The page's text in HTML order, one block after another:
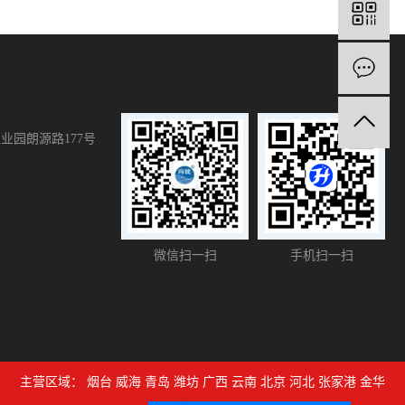
园朗源路177号
微信扫一扫 手机扫一扫
主营区域： 烟台 威海 青岛 潍坊 广西 云南 北京 河北 张家港 金华